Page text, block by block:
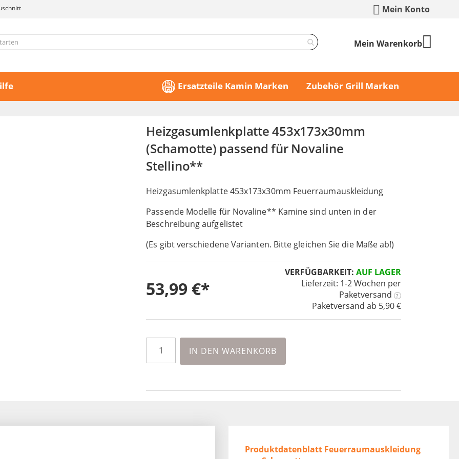
Mein Konto
Mein Warenkorb
Ersatzteile Kamin Marken Zubehör Grill Marken
Heizgasumlenkplatte 453x173x30mm
(Schamotte) passend für Novaline
Stellino**
Heizgasumlenkplatte 453x173x30mm Feuerraumauskleidung
Passende Modelle für Novaline** Kamine sind unten in der
Beschreibung aufgelistet
(Es gibt verschiedene Varianten. Bitte gleichen Sie die Maße ab!)
VERFÜGBARKEIT: AUF LAGER
Lieferzeit: 1-2 Wochen per
Paketversand
?
Paketversand ab 5,90 €
53,99 €
IN DEN WARENKORB
Produktdatenblatt Feuerraumauskleidung